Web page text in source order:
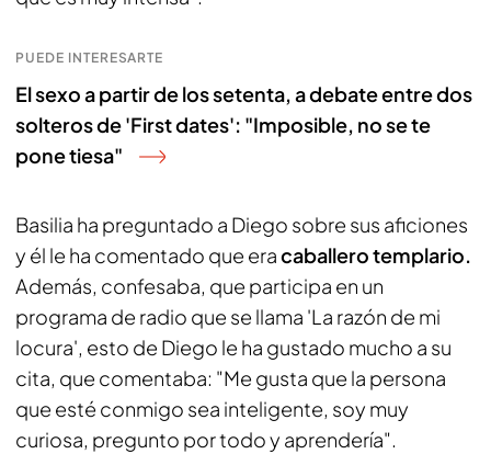
PUEDE INTERESARTE
El sexo a partir de los setenta, a debate entre dos
solteros de 'First dates': "Imposible, no se te
pone tiesa"
Basilia ha preguntado a Diego sobre sus aficiones
y él le ha comentado que eracaballero templario.
Además, confesaba, que participa en un
programa de radio que se llama 'La razón de mi
locura', esto de Diego le ha gustado mucho a su
cita, que comentaba: "Me gusta que la persona
que esté conmigo sea inteligente, soy muy
curiosa, pregunto por todo y aprendería".